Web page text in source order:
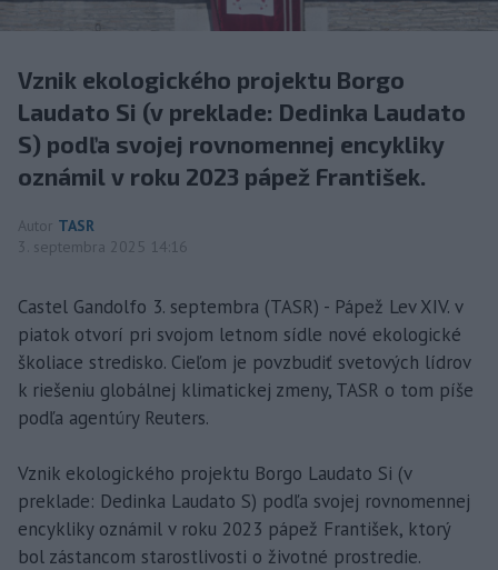
Vznik ekologického projektu Borgo
Laudato Si (v preklade: Dedinka Laudato
S) podľa svojej rovnomennej encykliky
oznámil v roku 2023 pápež František.
Autor TASR
3. septembra 2025 14:16
Castel Gandolfo 3. septembra (TASR) - Pápež Lev XIV. v
piatok otvorí pri svojom letnom sídle nové ekologické
školiace stredisko. Cieľom je povzbudiť svetových lídrov
k riešeniu globálnej klimatickej zmeny, TASR o tom píše
podľa agentúry Reuters.
Vznik ekologického projektu Borgo Laudato Si (v
preklade: Dedinka Laudato S) podľa svojej rovnomennej
encykliky oznámil v roku 2023 pápež František, ktorý
bol zástancom starostlivosti o životné prostredie.